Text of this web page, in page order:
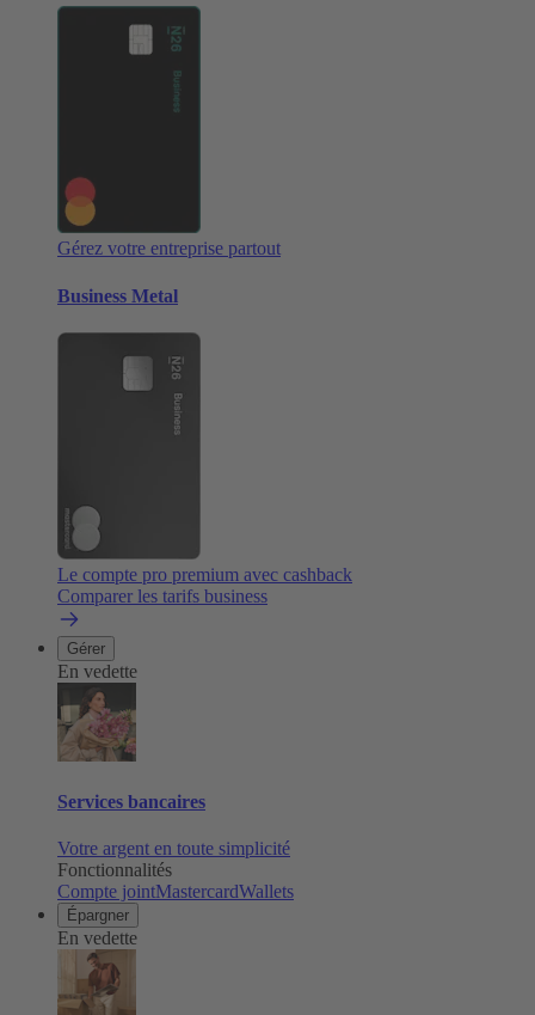
Gérez votre entreprise partout
Business Metal
Le compte pro premium avec cashback
Comparer les tarifs business
Gérer
En vedette
Services bancaires
Votre argent en toute simplicité
Fonctionnalités
Compte jointMastercardWallets
Épargner
En vedette